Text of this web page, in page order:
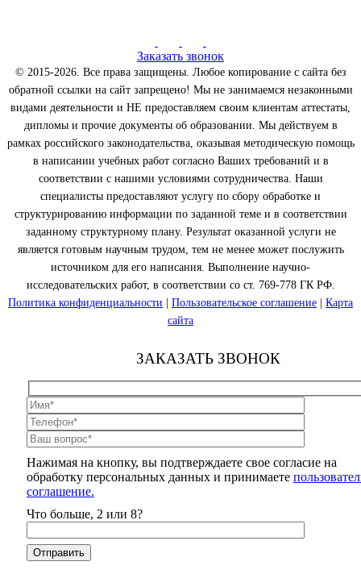
Заказать звонок
© 2015-2026. Все права защищены. Любое копирование с сайта без
обратной ссылки на сайт запрещено! Мы не занимаемся незаконными
видами деятельности и НЕ предоставляем своим клиентам аттестаты,
дипломы и прочие документы об образовании. Мы действуем в
рамках российского законодательства, оказывая методическую помощь
в написании учебных работ согласно Ваших требований и в
соответствии с нашими условиями сотрудничества. Наши
специалисты предоставляют услугу по сбору обработке и
структурированию информации по заданной теме и в соответствии
заданному структурному плану. Результат оказанной услуги не
является готовым научным трудом, тем не менее может послужить
источником для его написания. Выполнение научно-
исследовательских работ, в соответствии со ст. 769-778 ГК РФ.
Политика конфиденциальности
Пользовательское соглашение
Карта
сайта
ЗАКАЗАТЬ ЗВОНОК
Нажимая на кнопку, вы подтверждаете свое согласие на
обработку персональных данных и принимаете
соглашение.
Что больше, 2 или 8?